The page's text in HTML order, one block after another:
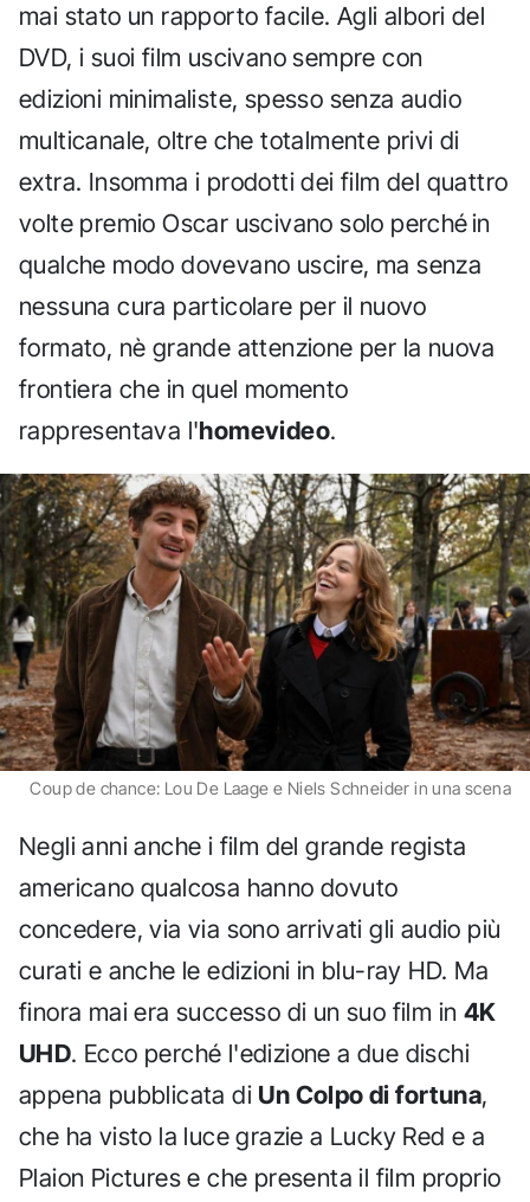
mai stato un rapporto facile. Agli albori del
DVD, i suoi film uscivano sempre con
edizioni minimaliste, spesso senza audio
multicanale, oltre che totalmente privi di
extra. Insomma i prodotti dei film del quattro
volte premio Oscar uscivano solo perché in
qualche modo dovevano uscire, ma senza
nessuna cura particolare per il nuovo
formato, nè grande attenzione per la nuova
frontiera che in quel momento
rappresentava l'homevideo.
Coup de chance: Lou De Laage e Niels Schneider in una scena
Negli anni anche i film del grande regista
americano qualcosa hanno dovuto
concedere, via via sono arrivati gli audio più
curati e anche le edizioni in blu-ray HD. Ma
finora mai era successo di un suo film in 4K
UHD. Ecco perché l'edizione a due dischi
appena pubblicata di Un Colpo di fortuna,
che ha visto la luce grazie a Lucky Red e a
Plaion Pictures e che presenta il film proprio